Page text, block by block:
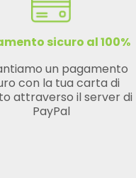
sicuro al 100%
un pagamento
con la tua carta di
attraverso il server di
PayPal